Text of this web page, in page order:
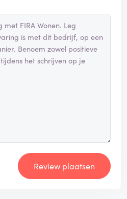
Review plaatsen